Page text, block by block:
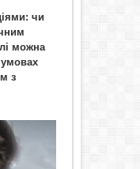
чи
можна
з